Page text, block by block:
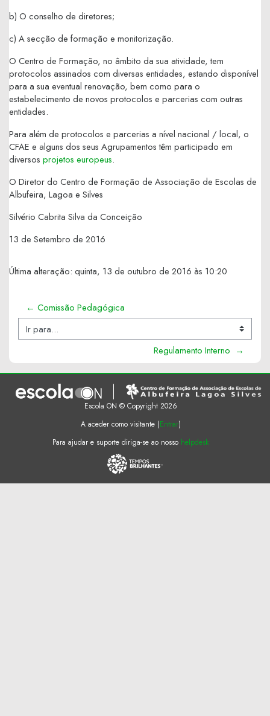
b) O conselho de diretores;
c) A secção de formação e monitorização.
O Centro de Formação, no âmbito da sua atividade, tem
protocolos assinados com diversas entidades, estando disponível
para a sua eventual renovação, bem como para o
estabelecimento de novos protocolos e parcerias com outras
entidades.
Para além de protocolos e parcerias a nível nacional / local, o
CFAE e alguns dos seus Agrupamentos têm participado em
diversos projetos europeus.
O Diretor do Centro de Formação de Associação de Escolas de
Albufeira, Lagoa e Silves
Silvério Cabrita Silva da Conceição
13 de Setembro de 2016
Última alteração: quinta, 13 de outubro de 2016 às 10:20
← Comissão Pedagógica
Ir para...
Regulamento Interno  →
Escola ON © Copyright 2026
A aceder como visitante (Entrar)
Para ajudar e suporte diriga-se ao nosso helpdesk